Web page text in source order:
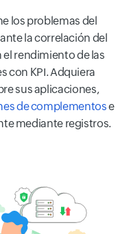
los problemas del
la correlación del
rendimiento de las
con KPI. Adquiera
sus aplicaciones,
de complementose
mediante registros.